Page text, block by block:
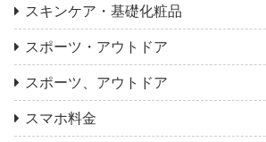
スキンケア・基礎化粧品
スポーツ・アウトドア
スポーツ、アウトドア
スマホ料金